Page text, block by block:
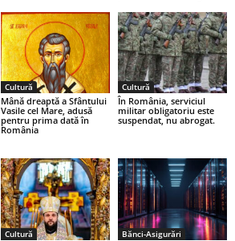
Cultură
Mână dreaptă a Sfântului
Vasile cel Mare, adusă
pentru prima dată în
România
Cultură
În România, serviciul
militar obligatoriu este
suspendat, nu abrogat.
Cultură Bănci-Asigurări